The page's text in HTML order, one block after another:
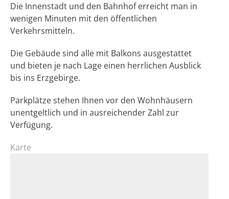
Die Innenstadt und den Bahnhof erreicht man in
wenigen Minuten mit den öffentlichen
Verkehrsmitteln.
Die Gebäude sind alle mit Balkons ausgestattet
und bieten je nach Lage einen herrlichen Ausblick
bis ins Erzgebirge.
Parkplätze stehen Ihnen vor den Wohnhäusern
unentgeltlich und in ausreichender Zahl zur
Verfügung.
Karte